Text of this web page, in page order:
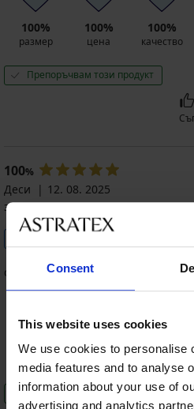
Consent
This website uses cookies
We use cookies to personalise
media features and to analyse
information about your use of
advertising and analytics
100%
размер
100%
цена
100%
качество
Препоръчвам този продукт
100%
Деси
12. 08. 2025
закупен размер 80/C
страхотен, много удобен
80% 80% 80%
Препоръчвам този продукт